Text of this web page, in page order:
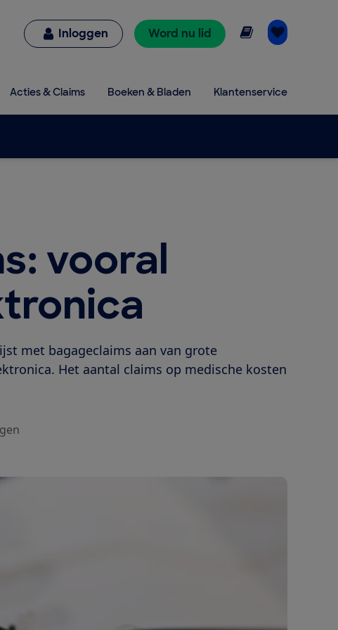
Inloggen Word nu lid Online lezen
Acties & Claims Boeken & Bladen Klantenservice
vooral
met bagageclaims aan van grote
Het aantal claims op medische kosten